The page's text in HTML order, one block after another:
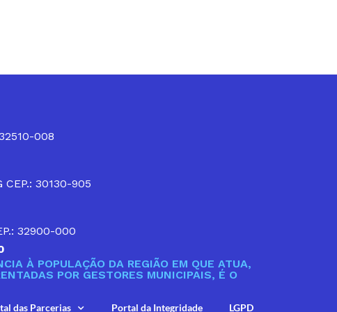
008
30130-905
32900-000
À POPULAÇÃO DA REGIÃO EM QUE ATUA,
POR GESTORES MUNICIPAIS, É O
das Parcerias Portal da Integridade LGPD